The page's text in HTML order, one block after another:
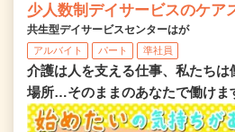
少人数制デイサービスのケア
共生型デイサービスセンターはが
アルバイト パート 準社員
介護は人を支える仕事、私たちは
場所…そのままのあなたで働けま